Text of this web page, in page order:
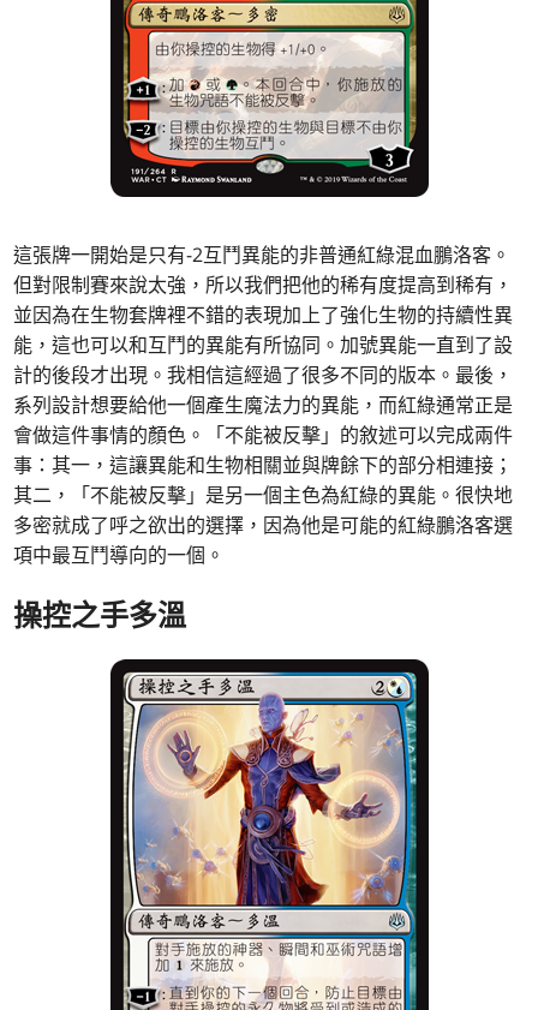
這張牌一開始是只有-2互鬥異能的非普通紅綠混血鵬洛客。
但對限制賽來說太強，所以我們把他的稀有度提高到稀有，
並因為在生物套牌裡不錯的表現加上了強化生物的持續性異
能，這也可以和互鬥的異能有所協同。加號異能一直到了設
計的後段才出現。我相信這經過了很多不同的版本。最後，
系列設計想要給他一個產生魔法力的異能，而紅綠通常正是
會做這件事情的顏色。「不能被反擊」的敘述可以完成兩件
事：其一，這讓異能和生物相關並與牌餘下的部分相連接；
其二，「不能被反擊」是另一個主色為紅綠的異能。很快地
多密就成了呼之欲出的選擇，因為他是可能的紅綠鵬洛客選
項中最互鬥導向的一個。
操控之手多溫